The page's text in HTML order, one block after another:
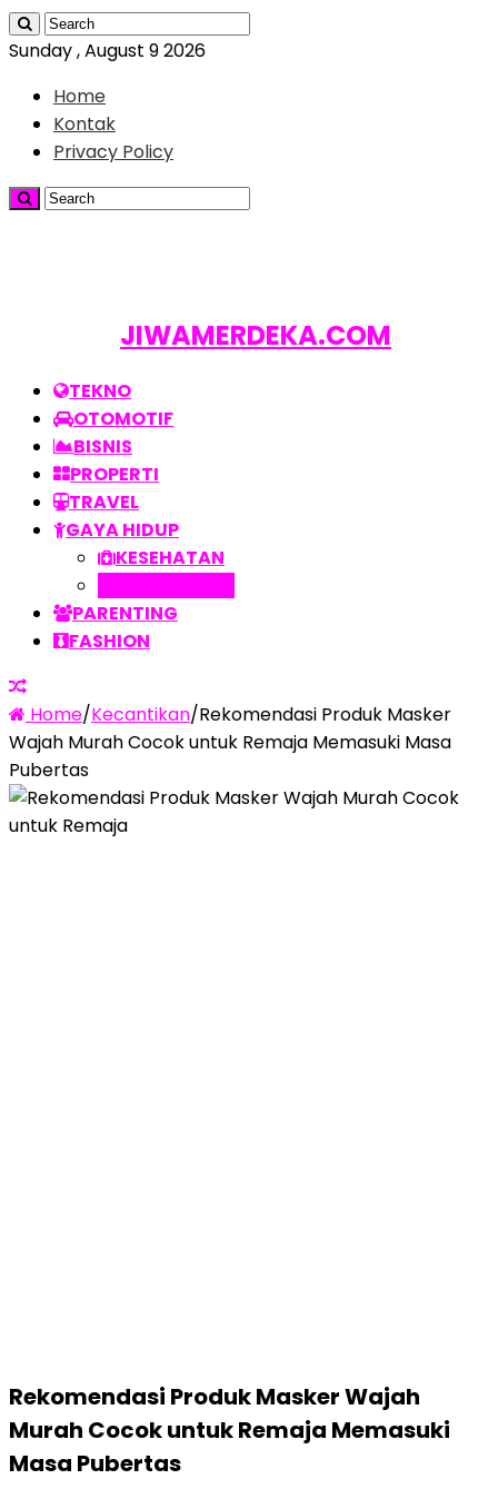
Sunday , August 9 2026
Home
Kontak
Privacy Policy
JIWAMERDEKA.COM
TEKNO
OTOMOTIF
BISNIS
PROPERTI
TRAVEL
GAYA HIDUP
KESEHATAN
PARENTING
FASHION
Home/Kecantikan/Rekomendasi Produk Masker
Wajah Murah Cocok untuk Remaja Memasuki Masa
Pubertas
Rekomendasi Produk Masker Wajah
Murah Cocok untuk Remaja Memasuki
Masa Pubertas